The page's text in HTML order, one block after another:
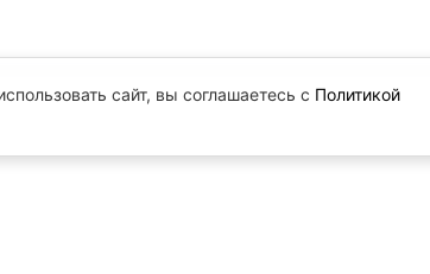
сайт, вы соглашаетесь с Политикой